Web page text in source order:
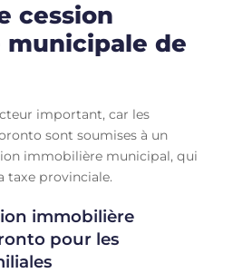
cession
de
important, car les
sont soumises à un
immobilière municipal, qui
taxe provinciale.
immobilière
pour les